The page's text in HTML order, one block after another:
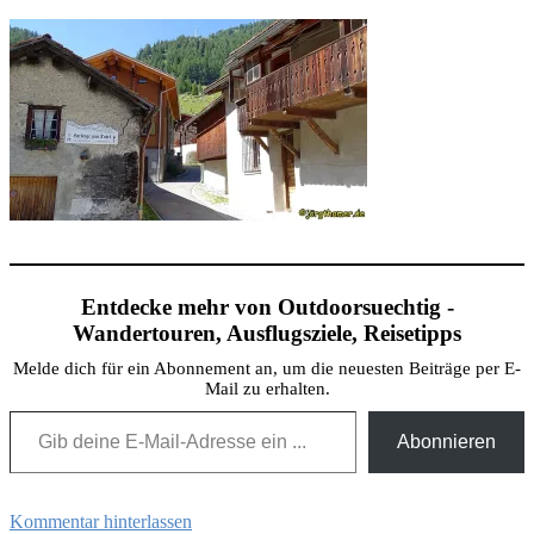
Entdecke mehr von Outdoorsuechtig -
Wandertouren, Ausflugsziele, Reisetipps
Melde dich für ein Abonnement an, um die neuesten Beiträge per E-
Mail zu erhalten.
Gib deine E-Mail-Adresse ein ...
Abonnieren
Kommentar hinterlassen